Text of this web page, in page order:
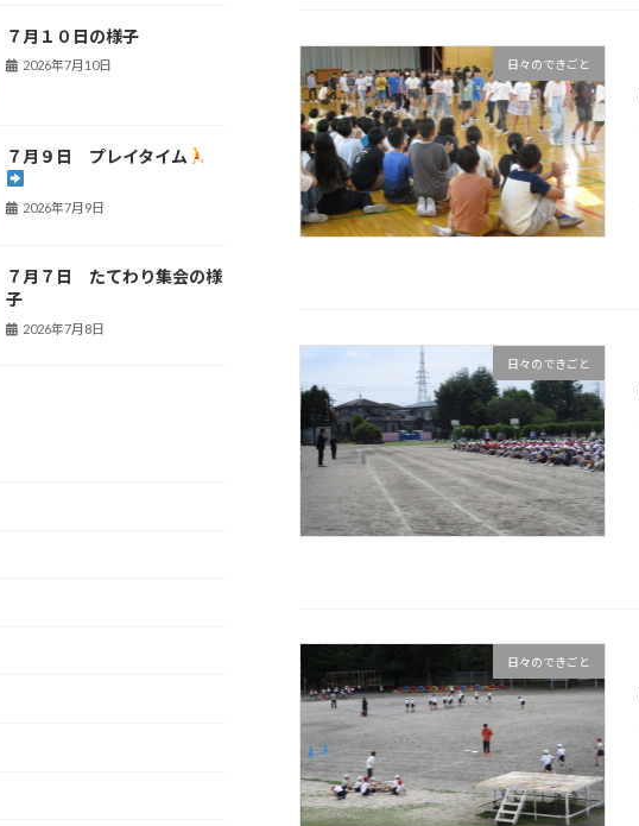
日々のできごと
日々のできごと
日々のできごと
７月１０日の様子
2026年7月10日
７月９日 プレイタイム
2026年7月9日
７月７日 たてわり集会の様
子
2026年7月8日